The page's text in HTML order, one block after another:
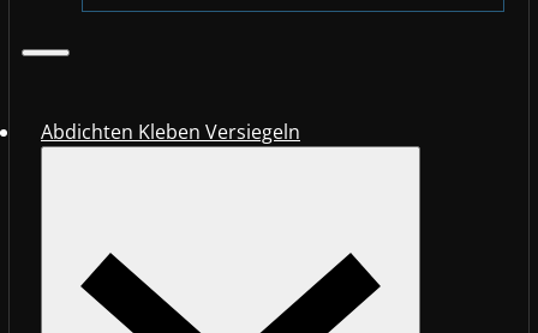
Abdichten Kleben Versiegeln